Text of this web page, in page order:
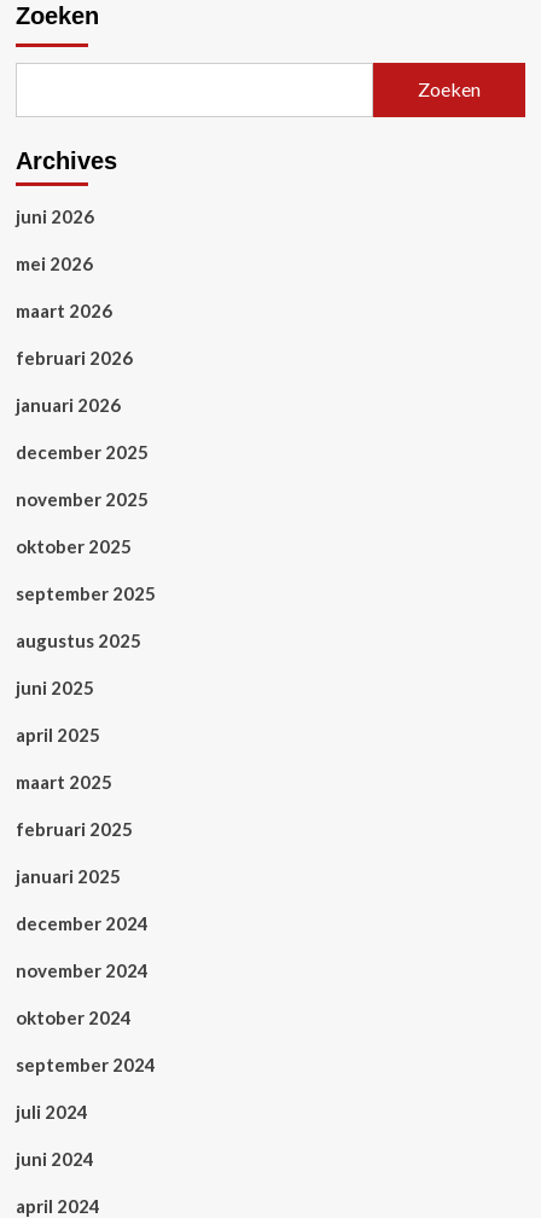
Zoeken
Zoeken
Archives
juni 2026
mei 2026
maart 2026
februari 2026
januari 2026
december 2025
november 2025
oktober 2025
september 2025
augustus 2025
juni 2025
april 2025
maart 2025
februari 2025
januari 2025
december 2024
november 2024
oktober 2024
september 2024
juli 2024
juni 2024
april 2024